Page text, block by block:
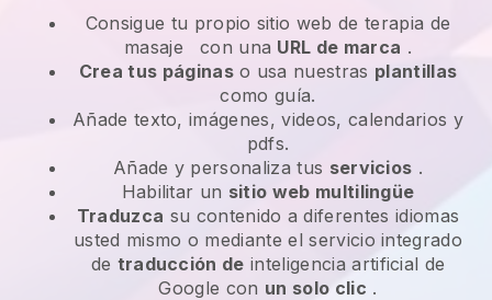
Consigue tu propio sitio web de terapia de
masaje
con una URL de marca .
Crea tus páginaso usa nuestras plantillas
como guía.
Añade texto, imágenes, videos, calendarios y
pdfs.
Añade y personaliza tus servicios .
Habilitar un sitio web multilingüe
Traduzca su contenido a diferentes idiomas
usted mismo o mediante el servicio integrado
de traducción de inteligencia artificial de
Google con un solo clic .